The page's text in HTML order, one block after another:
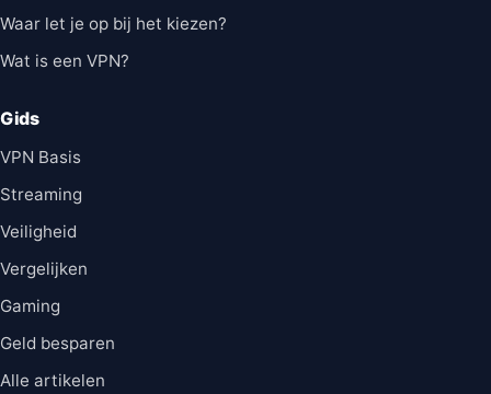
Waar let je op bij het kiezen?
Wat is een VPN?
Gids
VPN Basis
Streaming
Veiligheid
Vergelijken
Gaming
Geld besparen
Alle artikelen